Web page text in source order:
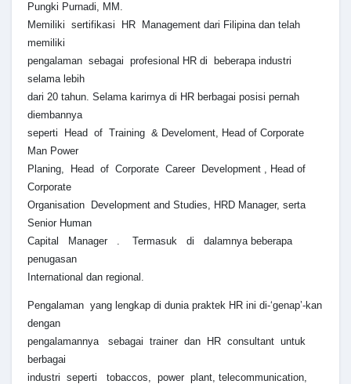
Pungki Purnadi, MM.
Memiliki sertifikasi HR Management dari Filipina dan telah
memiliki
pengalaman sebagai profesional HR di beberapa industri
selama lebih
dari 20 tahun. Selama karirnya di HR berbagai posisi pernah
diembannya
seperti Head of Training & Develoment, Head of Corporate
Man Power
Planing, Head of Corporate Career Development , Head of
Corporate
Organisation Development and Studies, HRD Manager, serta
Senior Human
Capital Manager . Termasuk di dalamnya beberapa
penugasan
International dan regional.
Pengalaman yang lengkap di dunia praktek HR ini di-‘genap’-kan
dengan
pengalamannya sebagai trainer dan HR consultant untuk
berbagai
industri seperti tobaccos, power plant, telecommunication,